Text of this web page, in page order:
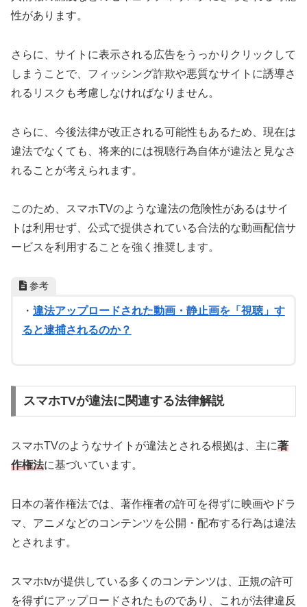
性があります。
さらに、サイトに表示される広告をうっかりクリックして
しまうことで、フィッシング詐欺や悪質なサイトに誘導さ
れるリスクも考慮しなければなりません。
さらに、今後法律が改正される可能性もあるため、現在は
違法でなくても、将来的には視聴行為自体が違法と見なさ
れることが考えられます。
このため、スマホTVのような違法の危険性があるはサイ
トは利用せず、公式で提供されている合法的な動画配信サ
ービスを利用することを強く推奨します。
参考
・ 違法アップロードされた動画・静止画を「視聴」す
ると逮捕されるのか？
スマホTVが違法に関連する法律解説
スマホTVのようなサイトが違法とされる根拠は、主に著
作権法に基づいています。
日本の著作権法では、著作権者の許可を得ずに映画やドラ
マ、アニメなどのコンテンツを公開・配布する行為は違法
とされます。
スマホtvが提供している多くのコンテンツは、正規の許可
を得ずにアップロードされたものであり、これが法律違反